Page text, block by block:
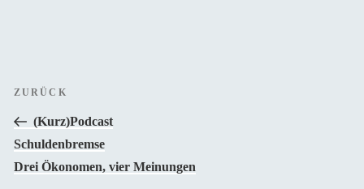
Beitragsnavigation
Vorheriger
Beitrag
ZURÜCK
(Kurz)Podcast
Schuldenbremse
Drei Ökonomen, vier Meinungen